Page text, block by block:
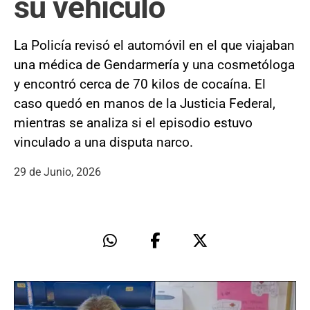
La Policía revisó el automóvil en el que viajaban
una médica de Gendarmería y una cosmetóloga
y encontró cerca de 70 kilos de cocaína. El
caso quedó en manos de la Justicia Federal,
mientras se analiza si el episodio estuvo
vinculado a una disputa narco.
29 de Junio, 2026